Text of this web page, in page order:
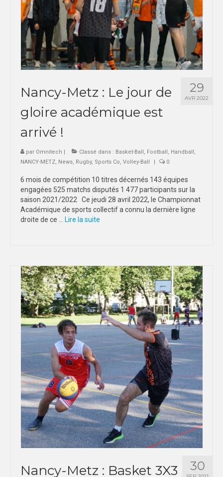
29
AVR 2022
Nancy-Metz : Le jour de
gloire académique est
arrivé !
par Omnitech | Classé dans : Basket-Ball, Football, Handball,
NANCY-METZ, News, Rugby, Sports Co, Volley-Ball | 0
6 mois de compétition 10 titres décernés 143 équipes
engagées 525 matchs disputés 1 477 participants sur la
saison 2021/2022 Ce jeudi 28 avril 2022, le Championnat
Académique de sports collectif a connu la dernière ligne
droite de ce …
Lire la suite­­
30
Nancy-Metz : Basket 3X3